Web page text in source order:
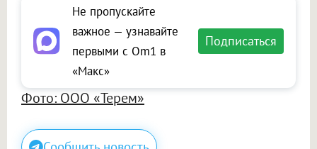
Не пропускайте
важное — узнавайте
первыми с Om1 в
«Макс»
Подписаться
Фото: ООО «Терем»